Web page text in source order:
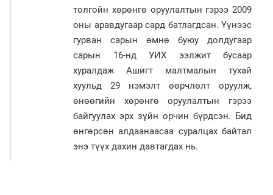
толгойн хөрөнгө оруулалтын гэрээ 2009
оны аравдугаар сард батлагдсан. Үүнээс
гурван сарын өмнө буюу долдугаар
сарын 16-нд УИХ ээлжит бусаар
хуралдаж Ашигт малтмалын тухай
хуульд 29 нэмэлт өөрчлөлт оруулж,
өнөөгийн хөрөнгө оруулалтын гэрээ
байгуулах эрх зүйн орчин бүрдсэн. Бид
өнгөрсөн алдаанаасаа суралцах байтал
энэ түүх дахин давтагдах нь.